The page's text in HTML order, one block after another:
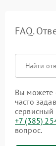
FAQ.
Вы можете
часто
сервисный
+7 (385)
вопрос.